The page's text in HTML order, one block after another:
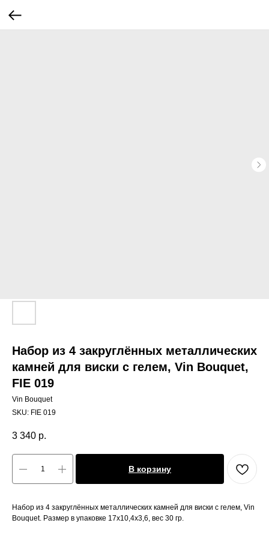
Набор из 4 закруглённых металлических
камней для виски с гелем, Vin Bouquet,
FIE 019
Vin Bouquet
SKU: FIE 019
3 340 р.
В корзину
Набор из 4 закруглённых металлических камней для виски с гелем, Vin
Bouquet. Размер в упаковке 17х10,4х3,6, вес 30 гр.